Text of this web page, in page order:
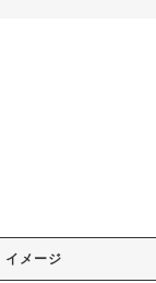
イメージ